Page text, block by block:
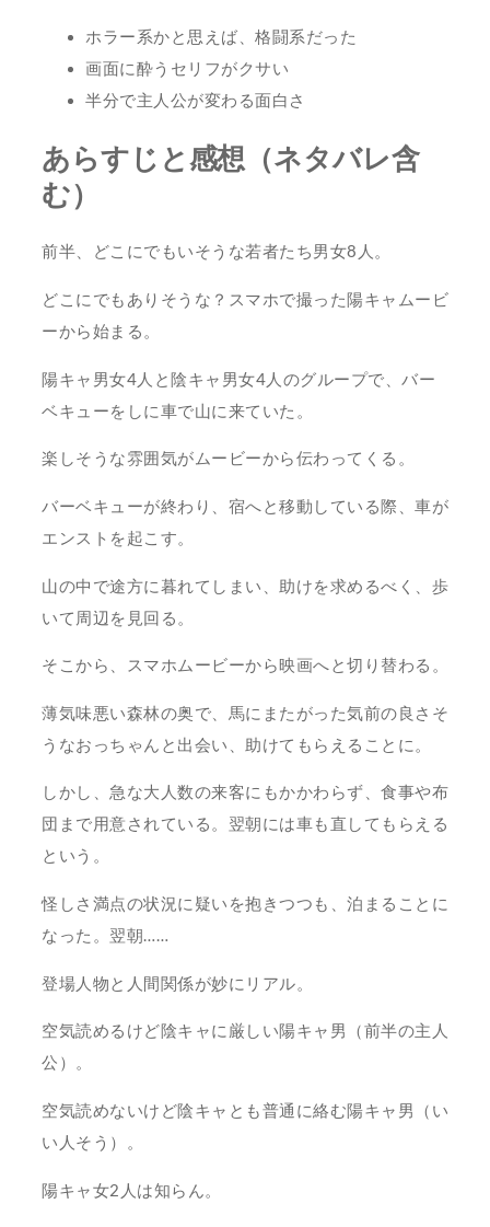
ホラー系かと思えば、格闘系だった
画面に酔うセリフがクサい
半分で主人公が変わる面白さ
あらすじと感想（ネタバレ含
む）
前半、どこにでもいそうな若者たち男女8人。
どこにでもありそうな？スマホで撮った陽キャムービ
ーから始まる。
陽キャ男女4人と陰キャ男女4人のグループで、バー
ベキューをしに車で山に来ていた。
楽しそうな雰囲気がムービーから伝わってくる。
バーベキューが終わり、宿へと移動している際、車が
エンストを起こす。
山の中で途方に暮れてしまい、助けを求めるべく、歩
いて周辺を見回る。
そこから、スマホムービーから映画へと切り替わる。
薄気味悪い森林の奥で、馬にまたがった気前の良さそ
うなおっちゃんと出会い、助けてもらえることに。
しかし、急な大人数の来客にもかかわらず、食事や布
団まで用意されている。翌朝には車も直してもらえる
という。
怪しさ満点の状況に疑いを抱きつつも、泊まることに
なった。翌朝……
登場人物と人間関係が妙にリアル。
空気読めるけど陰キャに厳しい陽キャ男（前半の主人
公）。
空気読めないけど陰キャとも普通に絡む陽キャ男（い
い人そう）。
陽キャ女2人は知らん。